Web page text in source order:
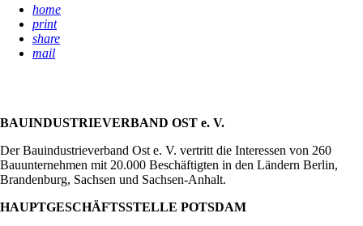
home
print
share
mail
BAUINDUSTRIEVERBAND OST e. V.
Der Bauindustrieverband Ost e. V. vertritt die Interessen von 260
Bauunternehmen mit 20.000 Beschäftigten in den Ländern Berlin,
Brandenburg, Sachsen und Sachsen-Anhalt.
HAUPTGESCHÄFTSSTELLE POTSDAM